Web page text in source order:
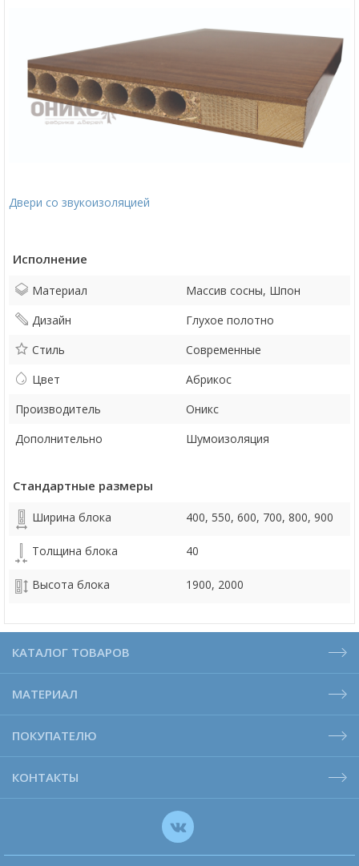
Двери со звукоизоляцией
Исполнение
Материал
Массив сосны, Шпон
Дизайн
Глухое полотно
Стиль
Современные
Цвет
Абрикос
Производитель
Оникс
Дополнительно
Шумоизоляция
Стандартные размеры
Ширина блока 400, 550, 600, 700, 800, 900
Толщина блока 40
Высота блока 1900, 2000
КАТАЛОГ ТОВАРОВ
МАТЕРИАЛ
ПОКУПАТЕЛЮ
КОНТАКТЫ